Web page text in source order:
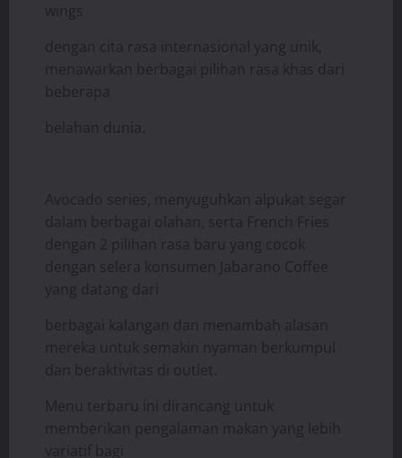
wings
dengan cita rasa internasional yang unik,
menawarkan berbagai pilihan rasa khas dari
beberapa
belahan dunia.
Avocado series, menyuguhkan alpukat segar
dalam berbagai olahan, serta French Fries
dengan 2 pilihan rasa baru yang cocok
dengan selera konsumen Jabarano Coffee
yang datang dari
berbagai kalangan dan menambah alasan
mereka untuk semakin nyaman berkumpul
dan beraktivitas di outlet.
Menu terbaru ini dirancang untuk
memberikan pengalaman makan yang lebih
variatif bagi